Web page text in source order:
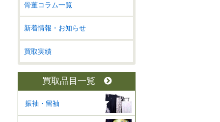
骨董コラム一覧
新着情報・お知らせ
買取実績
買取品目一覧
振袖・留袖